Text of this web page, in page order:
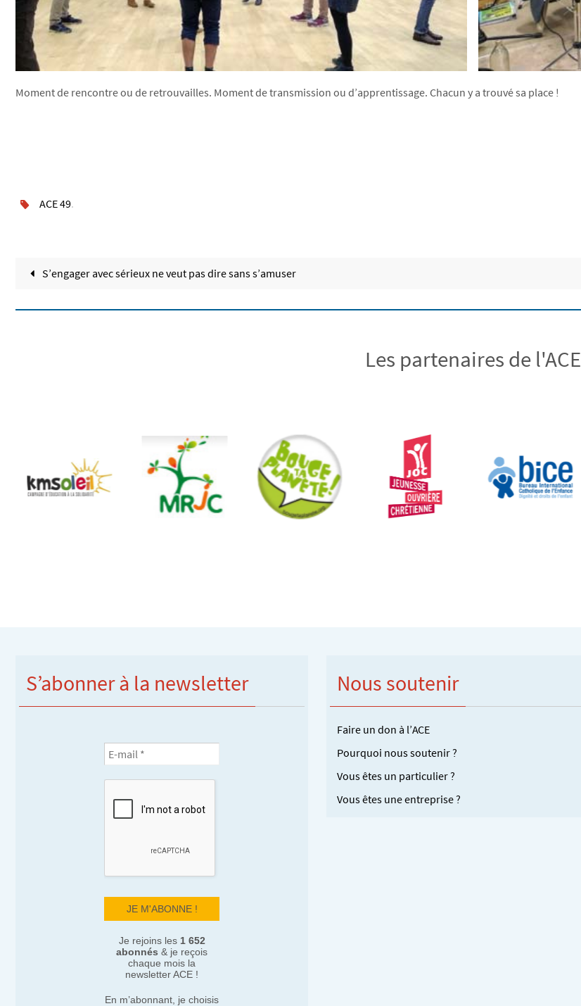
Moment de rencontre ou de retrouvailles. Moment de transmission ou d’apprentissage. Chacun y a trouvé sa place !
ACE 49.
S’engager avec sérieux ne veut pas dire sans s’amuser
Les partenaires de l'ACE
S’abonner à la newsletter
Je rejoins les 1 652
abonnés & je reçois
chaque mois la
newsletter ACE !
En m’abonnant, je choisis
Nous soutenir
Faire un don à l’ACE
Pourquoi nous soutenir ?
Vous êtes un particulier ?
Vous êtes une entreprise ?